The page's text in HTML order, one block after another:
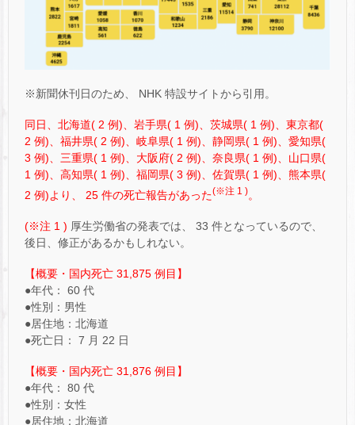
※新聞休刊日のため、 NHK 特設サイトから引用。
同日、北海道( 2 例)、岩手県( 1 例)、茨城県( 1 例)、東京都(
2 例)、福井県( 2 例)、岐阜県( 1 例)、静岡県( 1 例)、愛知県(
3 例)、三重県( 1 例)、大阪府( 2 例)、奈良県( 1 例)、山口県(
1 例)、高知県( 1 例)、福岡県( 3 例)、佐賀県( 1 例)、熊本県(
2 例)より、 25 件の死亡報告があった(※注 1 )。
(※注 1 ) 厚生労働省の発表では、 33 件となっているので、
後日、修正があるかもしれない。
【概要・国内死亡 31,875 例目】
●年代： 60 代
●性別：男性
●居住地：北海道
●死亡日： 7 月 22 日
【概要・国内死亡 31,876 例目】
●年代： 80 代
●性別：女性
●居住地：北海道